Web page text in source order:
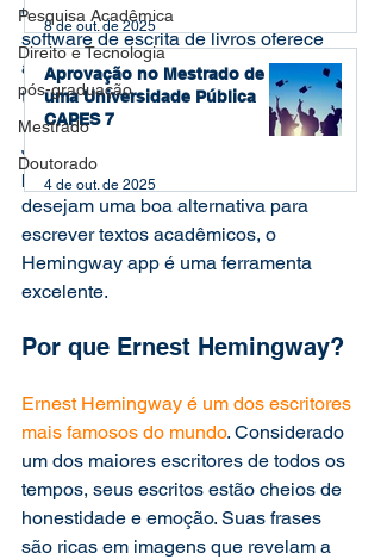
Pesquisa Acadêmica
Direito e Tecnologia
pós-graduação
Mestrado
Doutorado
detalhar e ver exatamente o que este
software de escrita de livros oferece
aos escritores, para que você possa
tomar essa decisão por si só.
Já adianto minha opinião. Para
professores e pesquisadores que
desejam uma boa alternativa para
escrever textos acadêmicos, o
Hemingway app é uma ferramenta
excelente.
Por que Ernest Hemingway?
Ernest Hemingway é um dos escritores
mais famosos do mundo. Considerado
um dos maiores escritores de todos os
tempos, seus escritos estão cheios de
honestidade e emoção. Suas frases
são ricas em imagens que revelam a
8 de out. de 2025
Aprovação no Mestrado de
uma Universidade Pública
CAPES 7
4 de out. de 2025